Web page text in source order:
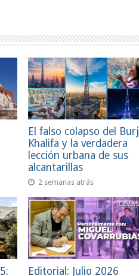
El falso colapso del Burj
Khalifa y la verdadera
lección urbana de sus
alcantarillas
2 semanas atrás
Editorial: Julio 2026